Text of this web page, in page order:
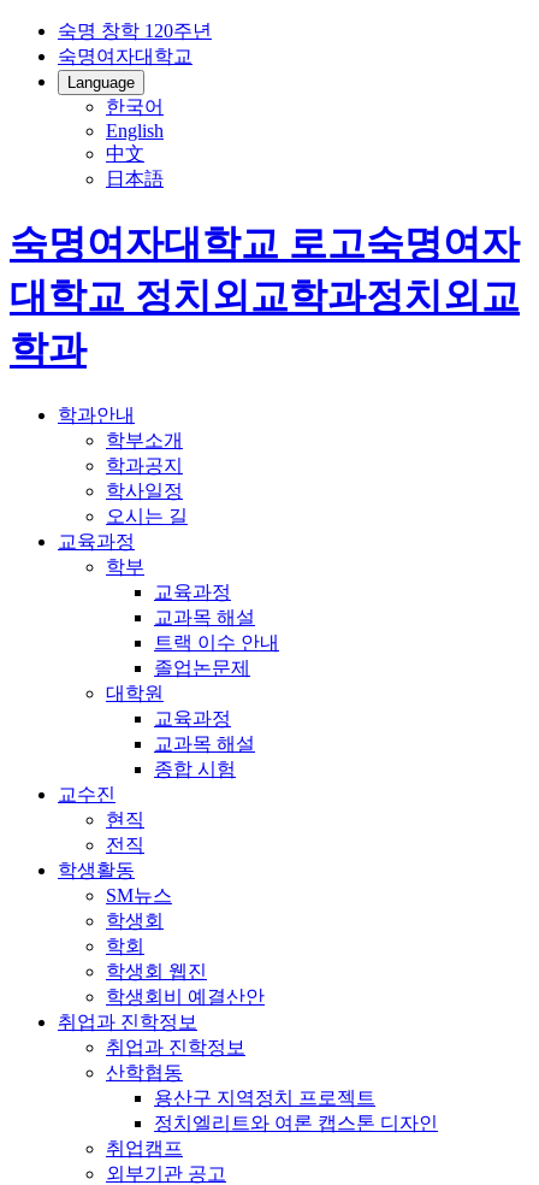
숙명 창학 120주년
숙명여자대학교
Language
한국어
English
中文
日本語
숙명여자대학교 로고숙명여자
대학교 정치외교학과정치외교
학과
학과안내
학부소개
학과공지
학사일정
오시는 길
교육과정
학부
교육과정
교과목 해설
트랙 이수 안내
졸업논문제
대학원
교육과정
교과목 해설
종합 시험
교수진
현직
전직
학생활동
SM뉴스
학생회
학회
학생회 웹진
학생회비 예결산안
취업과 진학정보
취업과 진학정보
산학협동
용산구 지역정치 프로젝트
정치엘리트와 여론 캡스톤 디자인
취업캠프
외부기관 공고